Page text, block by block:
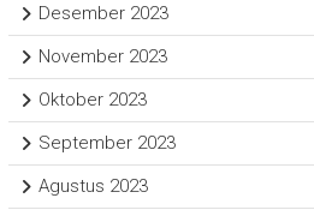
Desember 2023
November 2023
Oktober 2023
September 2023
Agustus 2023